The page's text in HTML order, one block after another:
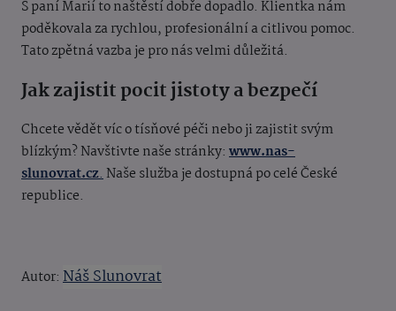
S paní Marií to naštěstí dobře dopadlo. Klientka nám
poděkovala za rychlou, profesionální a citlivou pomoc.
Tato zpětná vazba je pro nás velmi důležitá.
Jak zajistit pocit jistoty a bezpečí
Chcete vědět víc o tísňové péči nebo ji zajistit svým
blízkým? Navštivte naše stránky: www.nas-
slunovrat.cz.Naše služba je dostupná po celé České
republice.
Autor: Náš Slunovrat